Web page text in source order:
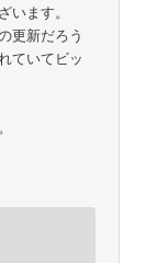
ます。
更新だろう
ていてビッ